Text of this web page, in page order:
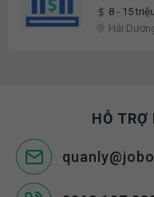
8 - 15
Hải
HỖ TRỢ